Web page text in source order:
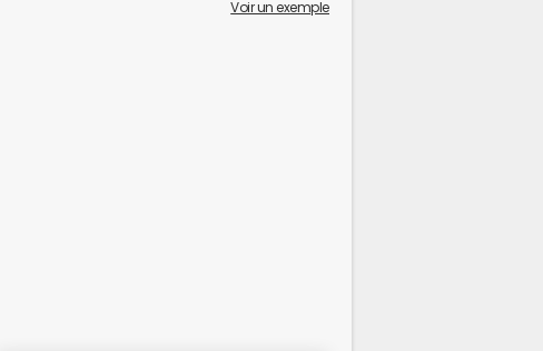
Voir un exemple